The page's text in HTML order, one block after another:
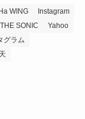
WING
Instagram
THE SONIC
Yahoo
グラム